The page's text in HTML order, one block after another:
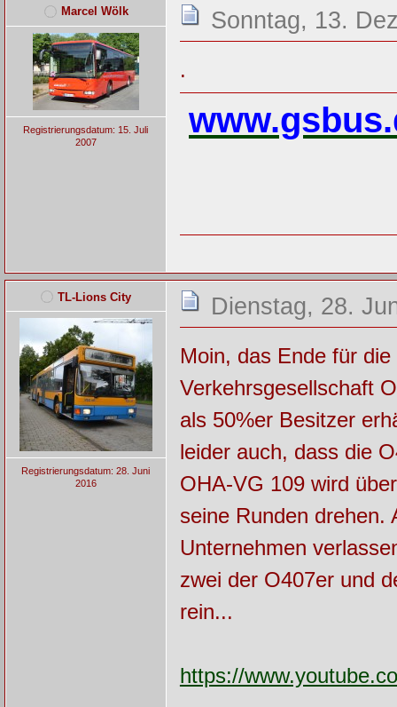
Marcel Wölk
Registrierungsdatum: 15. Juli
2007
Sonntag, 13.
.
TL-Lions City
Registrierungsdatum: 28. Juni
2016
Dienstag, 28.
Moin, das Ende für
Verkehrsgesellschaft
als 50%er Besitzer
leider auch, dass die
OHA-VG 109 wird
seine Runden drehen.
Unternehmen
zwei der O407er und
rein...
https://